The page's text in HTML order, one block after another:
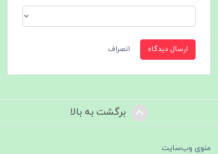
ارسال دیدگاه انصراف
برگشت به بالا
منوی وب‌سایت